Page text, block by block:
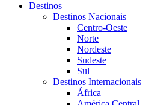
Destinos
Destinos Nacionais
Centro-Oeste
Norte
Nordeste
Sudeste
Sul
Destinos Internacionais
África